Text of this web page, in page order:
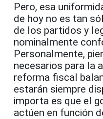
Pero, esa
de hoy no es tan
de los partidos y
nominalmente
Personalmente,
necesarios para la
reforma fiscal
estarán siempre
importa es que el
actúen en función